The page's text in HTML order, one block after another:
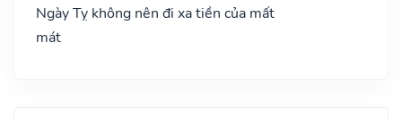
Ngày Tỵ không nên đi xa tiền của mất
mát